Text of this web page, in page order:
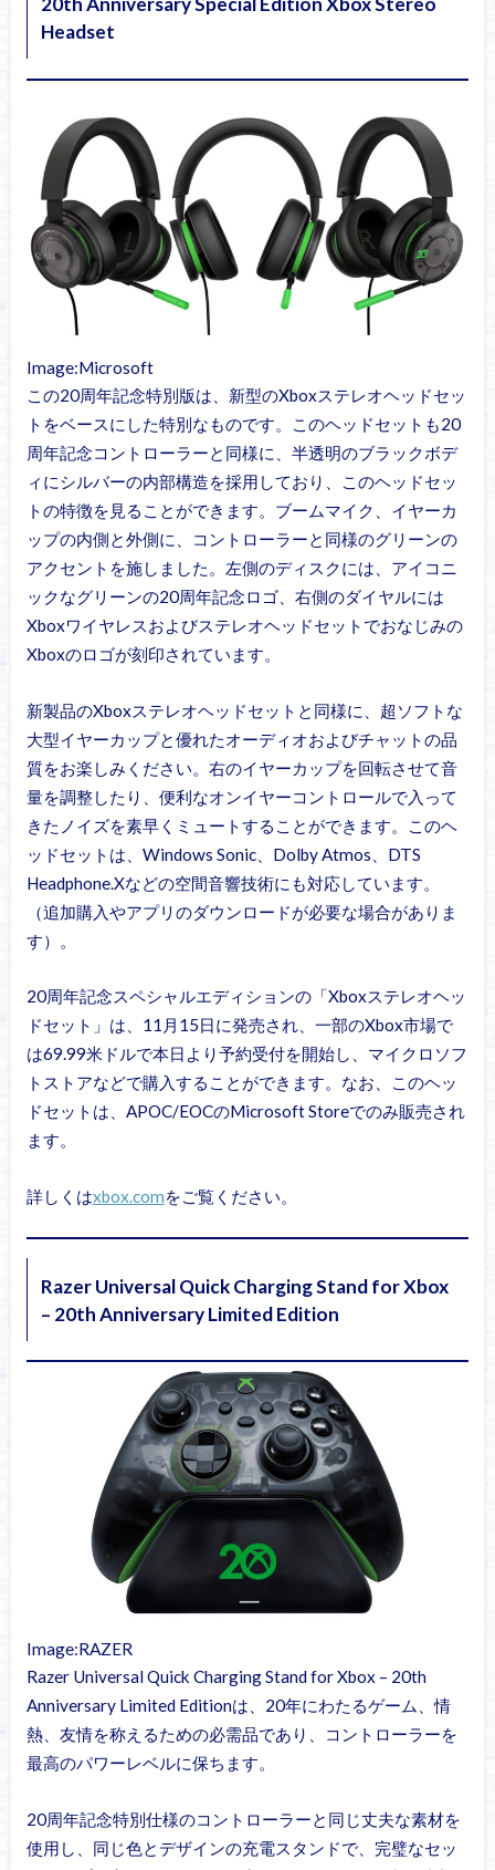
Headset
Image:Microsoft
この20周年記念特別版は、新型のXboxステレオヘッドセッ
トをベースにした特別なものです。このヘッドセットも20
周年記念コントローラーと同様に、半透明のブラックボデ
ィにシルバーの内部構造を採用しており、このヘッドセッ
トの特徴を見ることができます。ブームマイク、イヤーカ
ップの内側と外側に、コントローラーと同様のグリーンの
アクセントを施しました。左側のディスクには、アイコニ
ックなグリーンの20周年記念ロゴ、右側のダイヤルには
Xboxワイヤレスおよびステレオヘッドセットでおなじみの
Xboxのロゴが刻印されています。
新製品のXboxステレオヘッドセットと同様に、超ソフトな
大型イヤーカップと優れたオーディオおよびチャットの品
質をお楽しみください。右のイヤーカップを回転させて音
量を調整したり、便利なオンイヤーコントロールで入って
きたノイズを素早くミュートすることができます。このヘ
ッドセットは、Windows Sonic、Dolby Atmos、DTS
Headphone.Xなどの空間音響技術にも対応しています。
（追加購入やアプリのダウンロードが必要な場合がありま
す）。
20周年記念スペシャルエディションの「Xboxステレオヘッ
ドセット」は、11月15日に発売され、一部のXbox市場で
は69.99米ドルで本日より予約受付を開始し、マイクロソフ
トストアなどで購入することができます。なお、このヘッ
ドセットは、APOC/EOCのMicrosoft Storeでのみ販売され
ます。
詳しくはxbox.comをご覧ください。
Razer Universal Quick Charging Stand for Xbox
– 20th Anniversary Limited Edition
Image:RAZER
Razer Universal Quick Charging Stand for Xbox – 20th
Anniversary Limited Editionは、20年にわたるゲーム、情
熱、友情を称えるための必需品であり、コントローラーを
最高のパワーレベルに保ちます。
20周年記念特別仕様のコントローラーと同じ丈夫な素材を
使用し、同じ色とデザインの充電スタンドで、完璧なセッ